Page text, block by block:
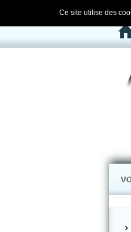
Ce site utilise des